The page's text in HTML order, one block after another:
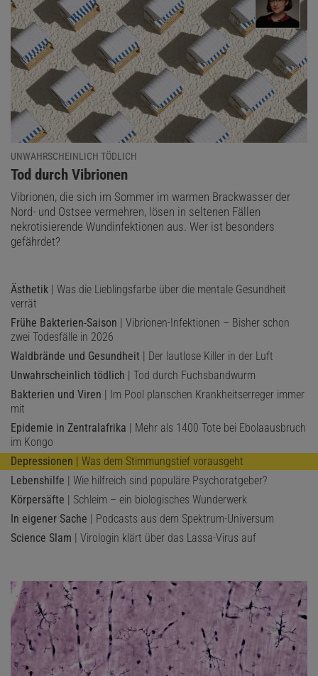
UNWAHRSCHEINLICH TÖDLICH
:
Tod durch Vibrionen
Vibrionen, die sich im Sommer im warmen Brackwasser der
Nord- und Ostsee vermehren, lösen in seltenen Fällen
nekrotisierende Wundinfektionen aus. Wer ist besonders
gefährdet?
Ästhetik | Was die Lieblingsfarbe über die mentale Gesundheit
verrät
Frühe Bakterien-Saison | Vibrionen-Infektionen – Bisher schon
zwei Todesfälle in 2026
Waldbrände und Gesundheit | Der lautlose Killer in der Luft
Unwahrscheinlich tödlich | Tod durch Fuchsbandwurm
Bakterien und Viren | Im Pool planschen Krankheitserreger immer
mit
Epidemie in Zentralafrika | Mehr als 1400 Tote bei Ebolaausbruch
im Kongo
Depressionen | Was dem Stimmungstief vorausgeht
Lebenshilfe | Wie hilfreich sind populäre Psychoratgeber?
Körpersäfte | Schleim – ein biologisches Wunderwerk
In eigener Sache | Podcasts aus dem Spektrum-Universum
Science Slam | Virologin klärt über das Lassa-Virus auf